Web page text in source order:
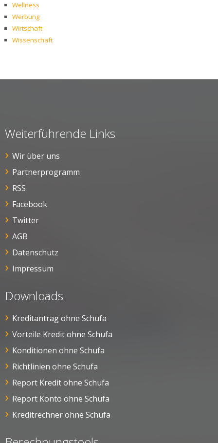
Wellness
Werbung
Wirtschaft
Wissenschaft
Weiterführende Links
Wir über uns
Partnerprogramm
RSS
Facebook
Twitter
AGB
Datenschutz
Impressum
Downloads
Kreditantrag ohne Schufa
Vorteile Kredit ohne Schufa
Konditionen ohne Schufa
Richtlinien ohne Schufa
Report Kredit ohne Schufa
Report Konto ohne Schufa
Kreditrechner ohne Schufa